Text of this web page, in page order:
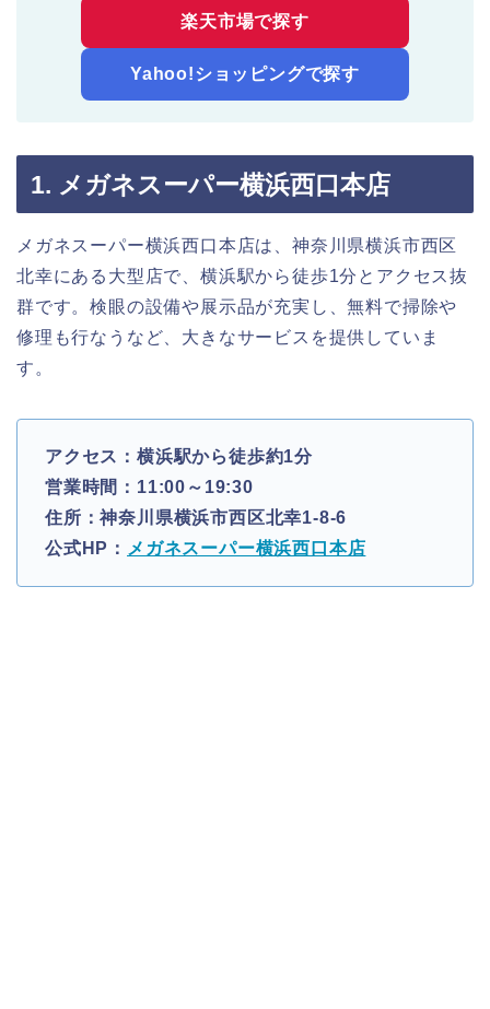
楽天市場で探す
Yahoo!ショッピングで探す
1. メガネスーパー横浜西口本店
メガネスーパー横浜西口本店は、神奈川県横浜市西区
北幸にある大型店で、横浜駅から徒歩1分とアクセス抜
群です。検眼の設備や展示品が充実し、無料で掃除や
修理も行なうなど、大きなサービスを提供していま
す。
アクセス：横浜駅から徒歩約1分
営業時間：11:00～19:30
住所：神奈川県横浜市西区北幸1-8-6
公式HP： メガネスーパー横浜西口本店